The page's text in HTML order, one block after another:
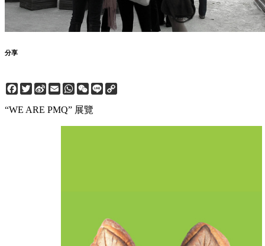
分享
Facebook
Twitter
Sina
Weibo
EmailWhatsApp
WeChat
Line
“WE ARE PMQ” 展覽